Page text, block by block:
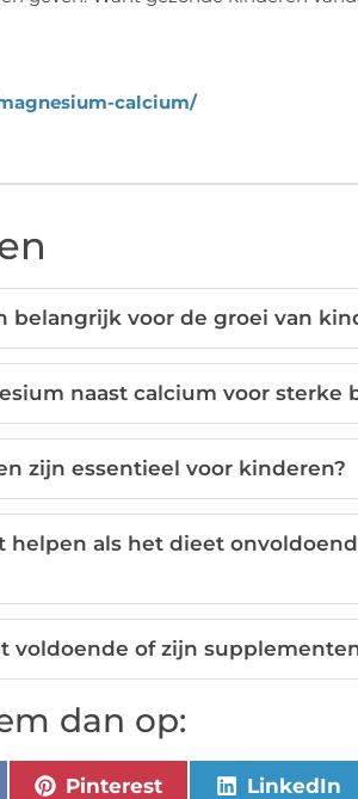
calcium/
belangrijk voor de groei van
naast calcium voor sterke
zijn essentieel voor kinderen?
helpen als het dieet
voldoende of zijn
dan op:
Pinterest LinkedIn